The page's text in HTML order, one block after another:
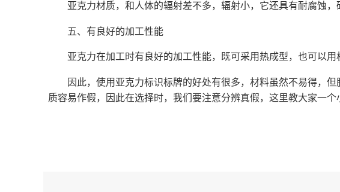
亚克力材质，和人体的辐射差不多，辐射小，它还具有耐腐蚀
五、有良好的加工性能
亚克力在加工时有良好的加工性能，既可采用热成型，也可以
因此，使用亚克力标识标牌的好处有很多，材料虽然不易得，
质容易作假，因此在选择时，我们要注意分辨真假，这里教大家一